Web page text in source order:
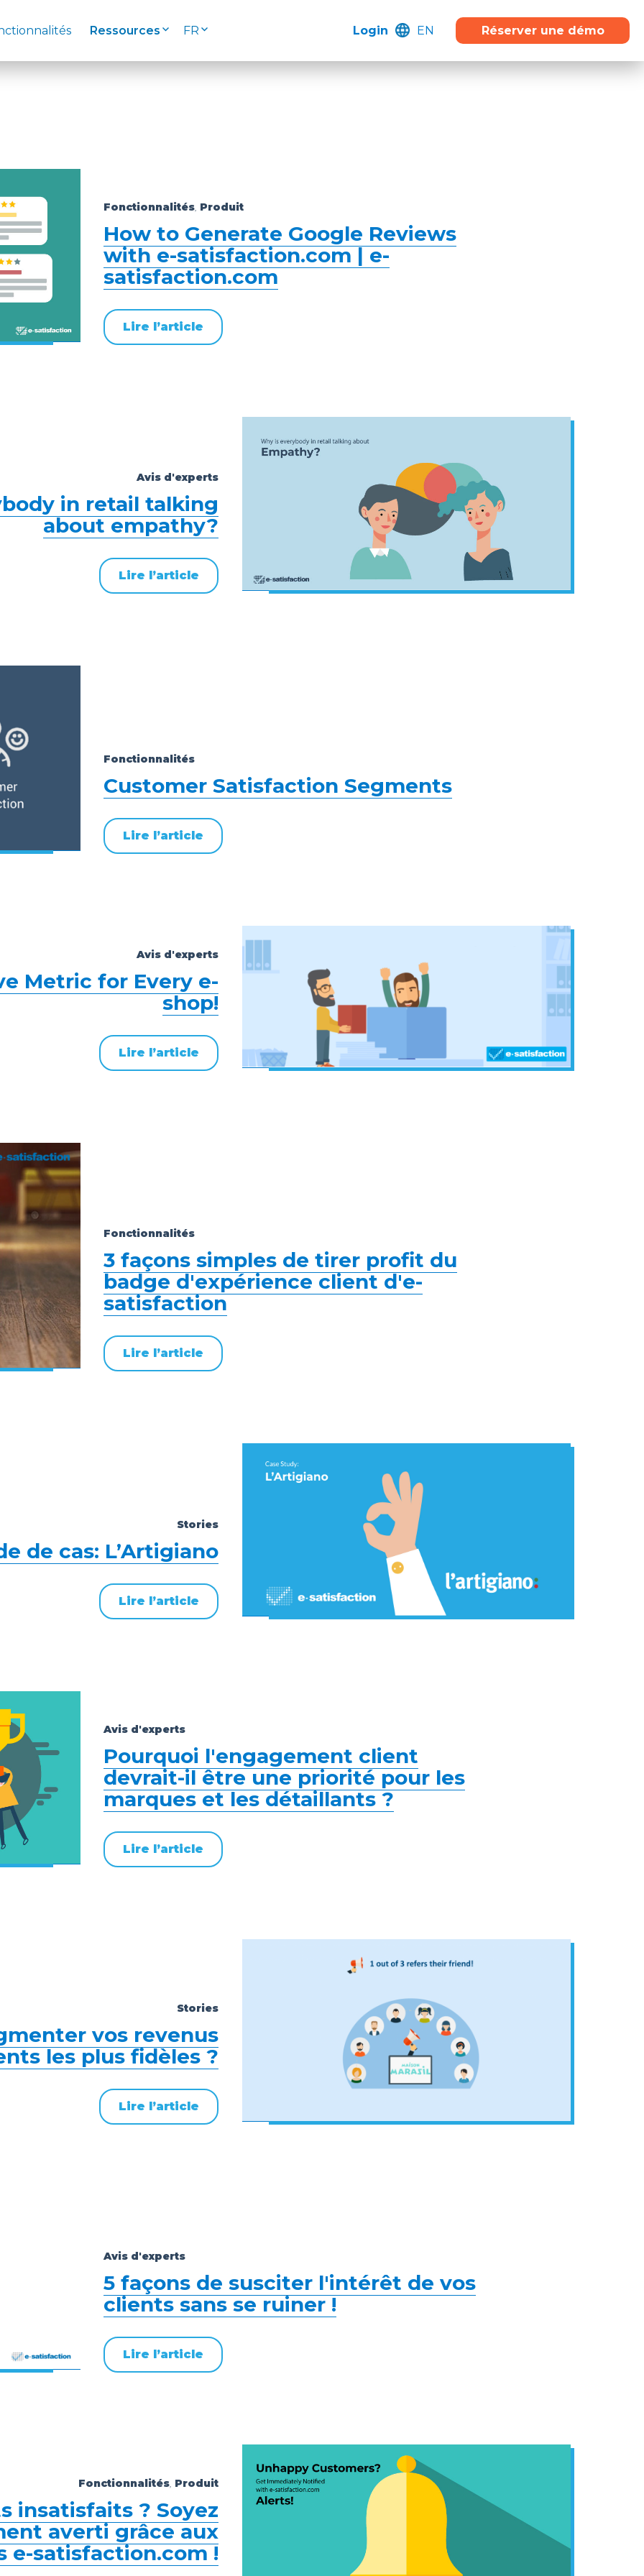
Ressources FR Login EN Réserver une démo
Fonctionnalités, Produit
How to Generate Google Reviews
with e-satisfaction.com | e-
satisfaction.com
Lire l’article
Avis d'experts
in retail talking
about empathy?
Lire l’article
Fonctionnalités
Customer Satisfaction Segments
Lire l’article
Avis d'experts
Metric for Every e-
shop!
Lire l’article
Fonctionnalités
3 façons simples de tirer profit du
badge d'expérience client d'e-
satisfaction
Lire l’article
Stories
de cas: L’Artigiano
Lire l’article
Avis d'experts
Pourquoi l'engagement client
devrait-il être une priorité pour les
marques et les détaillants ?
Lire l’article
Stories
vos revenus
les plus fidèles ?
Lire l’article
Avis d'experts
5 façons de susciter l'intérêt de vos
clients sans se ruiner !
Lire l’article
Fonctionnalités, Produit
insatisfaits ? Soyez
averti grâce aux
e-satisfaction.com !